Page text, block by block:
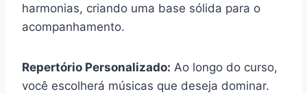
harmonias, criando uma base sólida para o
acompanhamento.
Repertório Personalizado: Ao longo do curso,
você escolherá músicas que deseja dominar.